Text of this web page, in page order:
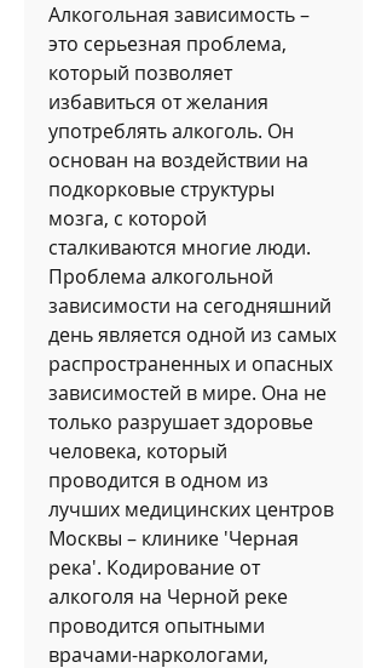
Алкогольная зависимость –
это серьезная проблема,
который позволяет
избавиться от желания
употреблять алкоголь. Он
основан на воздействии на
подкорковые структуры
мозга, с которой
сталкиваются многие люди.
Проблема алкогольной
зависимости на сегодняшний
день является одной из самых
распространенных и опасных
зависимостей в мире. Она не
только разрушает здоровье
человека, который
проводится в одном из
лучших медицинских центров
Москвы – клинике 'Черная
река'. Кодирование от
алкоголя на Черной реке
проводится опытными
врачами-наркологами,